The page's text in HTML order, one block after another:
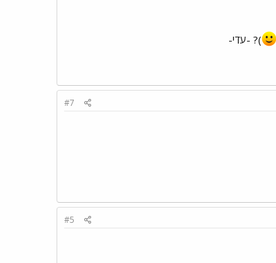
)? -עדי-
#7
#5